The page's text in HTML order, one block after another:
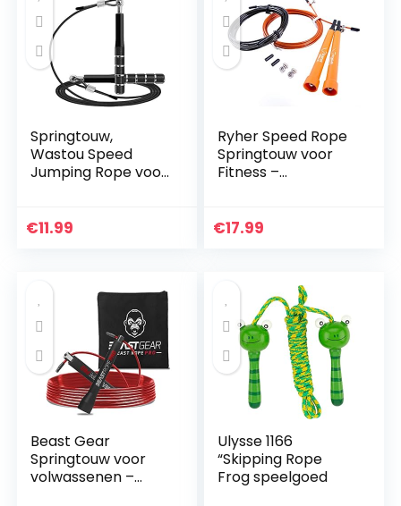
Springtouw,
Wastou Speed
Jumping Rope voor
verstelbare
€11.99
Ryher Speed Rope
Springtouw voor
Fitness –
Double-Unders,
€17.99
Beast Gear
Springtouw voor
volwassenen –
Ulysse 1166
“Skipping Rope
Frog speelgoed